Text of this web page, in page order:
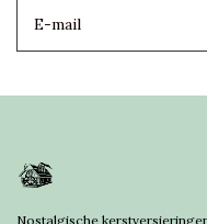
Nostalgische